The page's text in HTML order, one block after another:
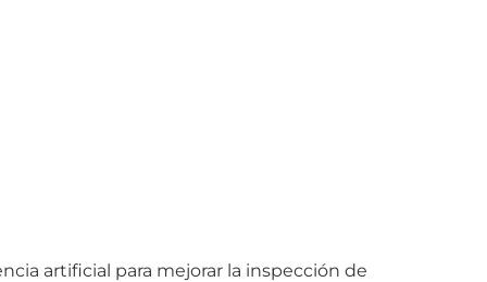
artificial para mejorar la inspección de